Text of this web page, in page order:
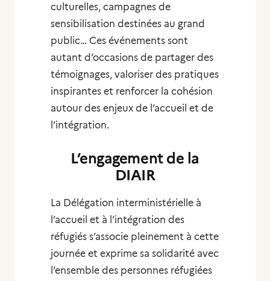
culturelles, campagnes de
sensibilisation destinées au grand
public… Ces événements sont
autant d’occasions de partager des
témoignages, valoriser des pratiques
inspirantes et renforcer la cohésion
autour des enjeux de l’accueil et de
l’intégration.
L’engagement de la
DIAIR
La Délégation interministérielle à
l’accueil et à l’intégration des
réfugiés s’associe pleinement à cette
journée et exprime sa solidarité avec
l’ensemble des personnes réfugiées